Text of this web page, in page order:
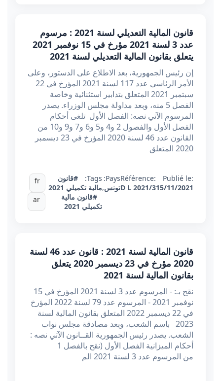
قانون المالية التعديلي لسنة 2021 : مرسوم
عدد 3 لسنة 2021 مؤرخ في 15 نوفمبر 2021
يتعلق بقانون المالية التعديلي لسنة 2021
إن رئيس الجمهورية، بعد الاطلاع على الدستور، وعلى
الأمر الرئاسي عدد 117 لسنة 2021 المؤرخ في 22
سبتمبر 2021 المتعلق بتدابير استثنائية وخاصة
الفصل 5 منه، وبعد مداولة مجلس الوزراء. يصدر
المرسوم الآتي نصه: الفصل الأول تلغى أحكام
الفصل الأول والفصول 2 و4 و5 و6 و7 و9 و10 من
القانون عدد 46 لسنة 2020 المؤرخ في 23 ديسمبر
2020 المتعلق
Publié le:
15/11/2021
Référence:
D L 2021/3
Pays:
تونس,
Tags:
#قانون
مالية تكميلي 2021
#قانون مالية
تكميلي 2021
fr
ar
قانون المالية لسنة 2021 : قانون عدد 46 لسنة
2020 مؤرخ في 23 ديسمبر 2020 يتعلق
بقانون المالية لسنة 2021
نقح بـ: - المرسوم عدد 3 لسنة 2021 المؤرخ في 15
نوفمبر 2021 - المرسوم عدد 79 لسنة 2022 المؤرخ
في 22 ديسمبر 2022 المتعلق بقانون المالية لسنة
2023 باسم الشعب، وبعد مصادقة مجلس نواب
الشعب. يصدر رئيس الجمهورية القــانون الآتي نصه :
أحكام الميزانية الفصل الأول (نقح بالفصل 1
من المرسوم عدد 3 لسنة 2021 الم